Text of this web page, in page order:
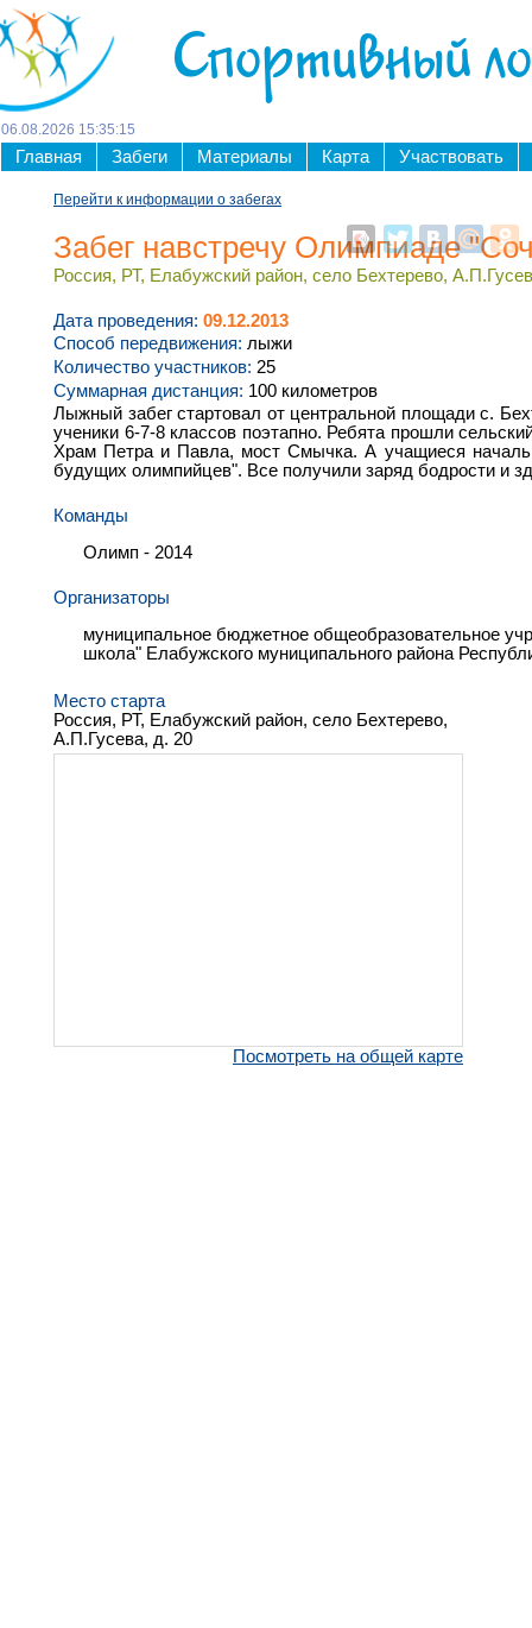
Спортивный
06 08 2026 15:35:15
Главная Забеги Материалы Карта Участвовать
Перейти к информации о забегах
Забег навстречу Олимпиаде
Россия, РТ, Елабужский район, село Бехтерево,
Дата проведения: 09.12.2013
Способ передвижения: лыжи
Количество участников: 25
Суммарная дистанция: 100 километров
Лыжный забег стартовал от центральной площади с.
ученики 6-7-8 классов поэтапно. Ребята прошли
Храм Петра и Павла, мост Смычка. А учащиеся
будущих олимпийцев". Все получили заряд бодрости и
Команды
Олимп - 2014
Организаторы
муниципальное бюджетное общеобразовательное
школа" Елабужского муниципального района
Место старта
Россия, РТ, Елабужский район, село Бехтерево,
А.П.Гусева, д. 20
Посмотреть на общей карте